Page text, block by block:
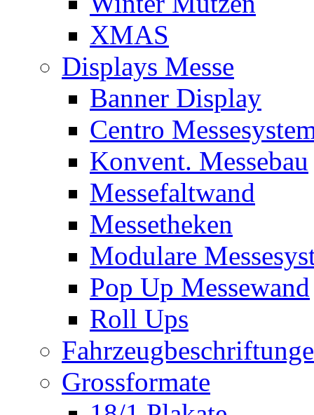
XMAS
Displays Messe
Banner Display
Centro
Konvent. Messebau
Messefaltwand
Messetheken
Modulare
Pop Up Messewand
Roll Ups
Grossformate